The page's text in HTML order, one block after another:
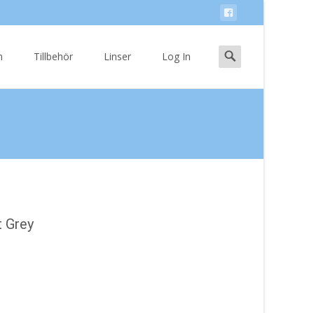
Tillbehör Linser Log In
Search
for:
Grey